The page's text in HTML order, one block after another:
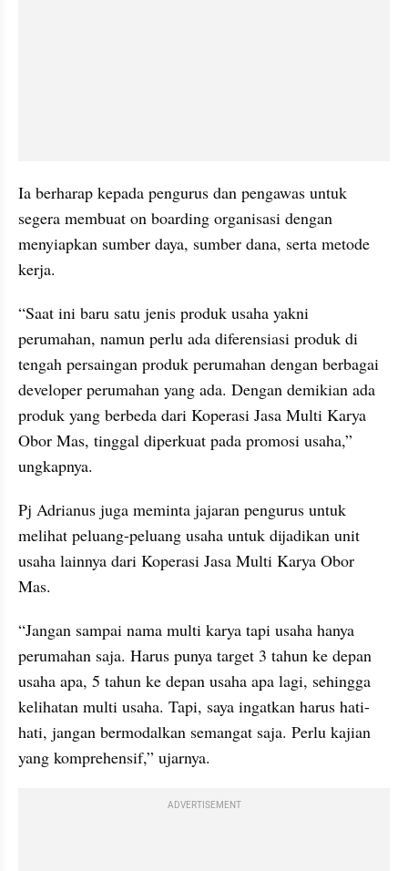
Ia berharap kepada pengurus dan pengawas untuk
segera membuat on boarding organisasi dengan
menyiapkan sumber daya, sumber dana, serta metode
kerja.
“Saat ini baru satu jenis produk usaha yakni
perumahan, namun perlu ada diferensiasi produk di
tengah persaingan produk perumahan dengan berbagai
developer perumahan yang ada. Dengan demikian ada
produk yang berbeda dari Koperasi Jasa Multi Karya
Obor Mas, tinggal diperkuat pada promosi usaha,”
ungkapnya.
Pj Adrianus juga meminta jajaran pengurus untuk
melihat peluang-peluang usaha untuk dijadikan unit
usaha lainnya dari Koperasi Jasa Multi Karya Obor
Mas.
“Jangan sampai nama multi karya tapi usaha hanya
perumahan saja. Harus punya target 3 tahun ke depan
usaha apa, 5 tahun ke depan usaha apa lagi, sehingga
kelihatan multi usaha. Tapi, saya ingatkan harus hati-
hati, jangan bermodalkan semangat saja. Perlu kajian
yang komprehensif,” ujarnya.
ADVERTISEMENT